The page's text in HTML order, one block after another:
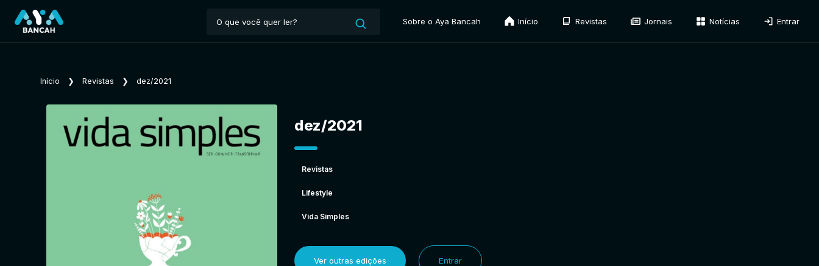
Sobre o Aya Bancah Início Revistas Jornais Notícias Entrar
Início ❯ Revistas ❯ dez/2021
dez/2021
Revistas
Lifestyle
Vida Simples
Ver outras edições Entrar